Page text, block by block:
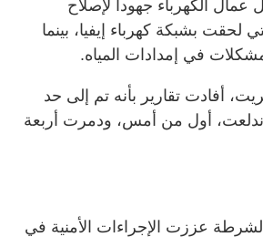
الكهرباء جهوداً لإصلاح
لحقت بشبكة كهرباء إيفيا، بينما
في إمدادات المياه.
أفادت تقارير بأنه تم إلى حد
اندلعت، أول من أمس، ودمرت أربعة
عززت الإجراءات الأمنية في